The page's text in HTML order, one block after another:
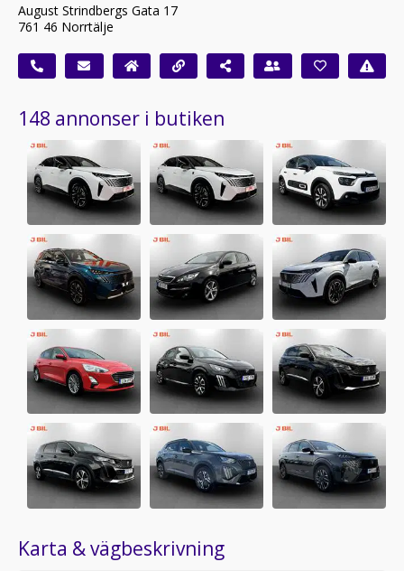
August Strindbergs Gata 17
761 46 Norrtälje
148 annonser i butiken
Karta & vägbeskrivning